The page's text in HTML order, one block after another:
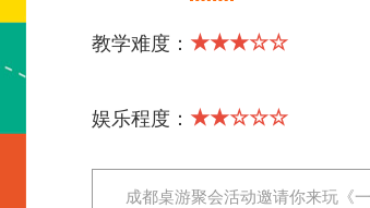
教学难度： ★★★☆☆
娱乐程度： ★★☆☆☆
成都桌游聚会活动邀请你来玩《